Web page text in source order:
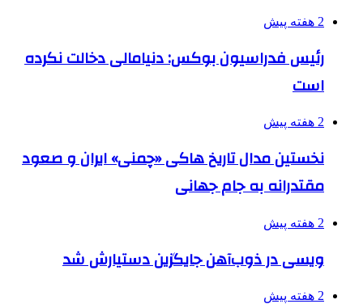
2 هفته پیش
رئیس فدراسیون بوکس: دنیامالی دخالت نکرده
است
2 هفته پیش
نخستین مدال تاریخ هاکی «چمنی» ایران و صعود
مقتدرانه به جام جهانی
2 هفته پیش
ویسی در ذوب‌آهن جایگزین دستیارش شد
2 هفته پیش